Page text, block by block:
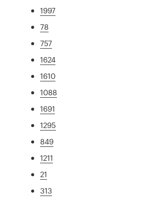
1997
78
757
1624
1610
1088
1691
1295
849
1211
21
313